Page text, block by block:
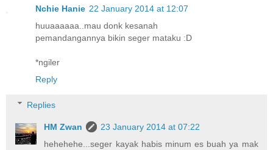
Nchie Hanie 22 January 2014 at 12:07
huuaaaaaa..mau donk kesanah
pemandangannya bikin seger mataku :D
*ngiler
Reply
Replies
HM Zwan
23 January 2014 at 07:22
hehehehe...seger kayak habis minum es buah ya mak